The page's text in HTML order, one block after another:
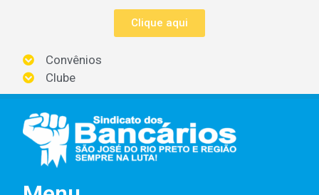
Clique aqui
Convênios
Clube